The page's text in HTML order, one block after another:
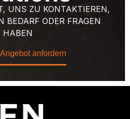
UNS ZU KONTAKTIEREN,
BEDARF ODER FRAGEN
HABEN
anfordern